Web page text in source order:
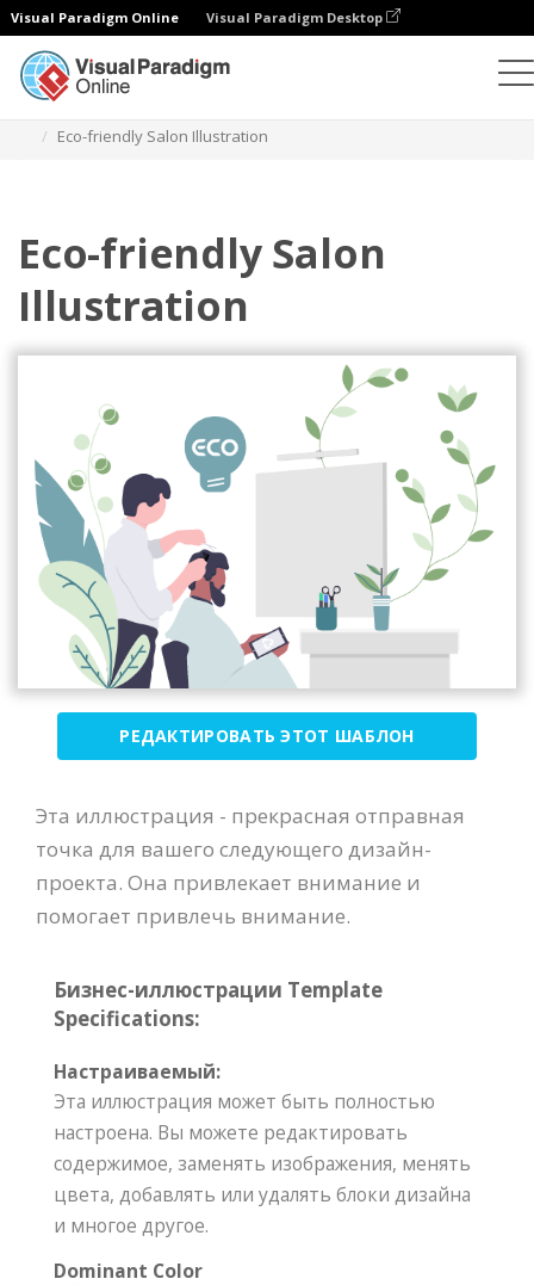
Visual Paradigm Online Visual Paradigm Desktop
Eco-friendly Salon Illustration
Eco-friendly Salon
Illustration
РЕДАКТИРОВАТЬ ЭТОТ ШАБЛОН
Эта иллюстрация - прекрасная отправная
точка для вашего следующего дизайн-
проекта. Она привлекает внимание и
помогает привлечь внимание.
Бизнес-иллюстрации Template
Specifications:
Настраиваемый:
Эта иллюстрация может быть полностью
настроена. Вы можете редактировать
содержимое, заменять изображения, менять
цвета, добавлять или удалять блоки дизайна
и многое другое.
Dominant Color